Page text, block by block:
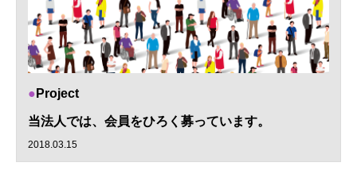
Project
当法人では、会員をひろく募っています。
2018.03.15